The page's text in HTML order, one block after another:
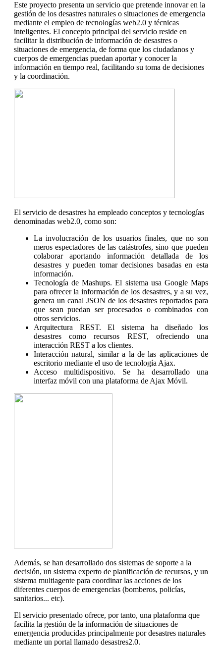
Este proyecto presenta un servicio que pretende innovar en la
gestión de los desastres naturales o situaciones de emergencia
mediante el empleo de tecnologías web2.0 y técnicas
inteligentes. El concepto principal del servicio reside en
facilitar la distribución de información de desastres o
situaciones de emergencia, de forma que los ciudadanos y
cuerpos de emergencias puedan aportar y conocer la
información en tiempo real, facilitando su toma de decisiones
y la coordinación.
El servicio de desastres ha empleado conceptos y tecnologías
denominadas web2.0, como son:
La involucración de los usuarios finales, que no son
meros espectadores de las catástrofes, sino que pueden
colaborar aportando información detallada de los
desastres y pueden tomar decisiones basadas en esta
información.
Tecnología de Mashups. El sistema usa Google Maps
para ofrecer la información de los desastres, y a su vez,
genera un canal JSON de los desastres reportados para
que sean puedan ser procesados o combinados con
otros servicios.
Arquitectura REST. El sistema ha diseñado los
desastres como recursos REST, ofreciendo una
interacción REST a los clientes.
Interacción natural, similar a la de las aplicaciones de
escritorio mediante el uso de tecnología Ajax.
Acceso multidispositivo. Se ha desarrollado una
interfaz móvil con una plataforma de Ajax Móvil.
Además, se han desarrollado dos sistemas de soporte a la
decisión, un sistema experto de planificación de recursos, y un
sistema multiagente para coordinar las acciones de los
diferentes cuerpos de emergencias (bomberos, policías,
sanitarios... etc).
El servicio presentado ofrece, por tanto, una plataforma que
facilita la gestión de la información de situaciones de
emergencia producidas principalmente por desastres naturales
mediante un portal llamado desastres2.0.